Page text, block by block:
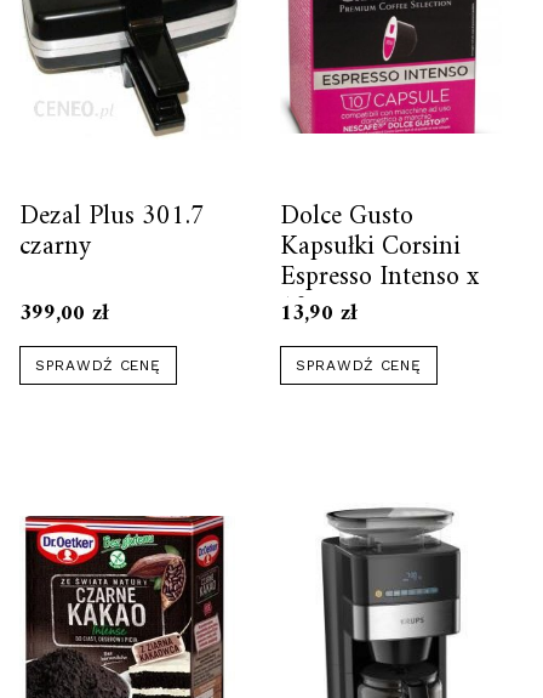
Dezal Plus 301.7
czarny
399,00 zł
SPRAWDŹ CENĘ
Dolce Gusto
Kapsułki Corsini
Espresso Intenso x
10
13,90zł
SPRAWDŹ CENĘ